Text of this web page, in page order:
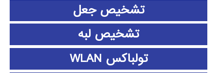
تشخیص جعل
تشخیص لبه
تولباکس WLAN